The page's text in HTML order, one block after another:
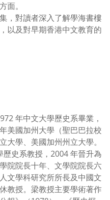
面。
，對讀者深入了解學海書樓
以及對早期香港中文教育的
年中文大學歷史系畢業，
美國加州大學（聖巴巴拉校
大學、美國加州州立大學。
史系教授，2004 年晉升為
院院長十年、文學院院長六
文學科研究所所長及中國文
教授。梁教授主要學術著作